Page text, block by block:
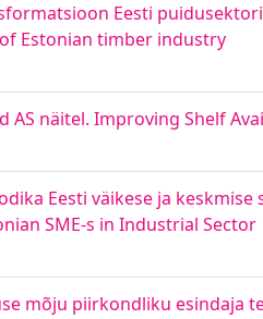
Eesti
Estonian timber industry
AS näitel. Improving Shelf
Eesti väikese ja
SME-s in Industrial Sector
mõju piirkondliku esindaja